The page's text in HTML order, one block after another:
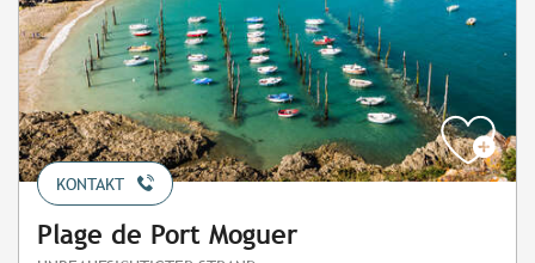
KONTAKT
Plage de Port Moguer